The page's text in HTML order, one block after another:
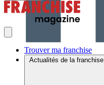
Trouver ma franchise
Actualités de la franchise